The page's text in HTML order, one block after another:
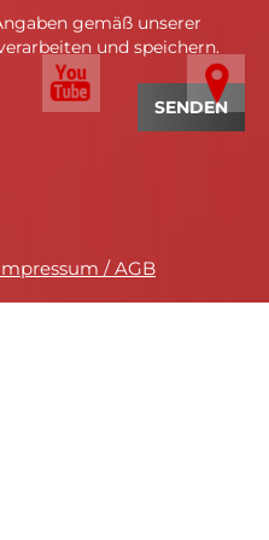
gemäß unserer
und speichern.
/ AGB